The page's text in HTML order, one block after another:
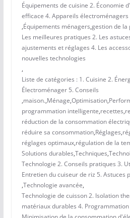
Équipements de cuisine 2. Économie
efficace 4. Appareils
,Équipements ménagers,gestion de la
Les meilleures pratiques 2. Les
ajustements et réglages 4. Les
nouvelles technologies
,
Liste de catégories : 1. Cuisine 2.
Électroménager 5. Conseils
,maison.,Ménage,Optimisation,
programmation intelligente,recettes,
réduction de la consommation
réduire sa consommation,Réglages,
réglages optimaux,régulation de la
Solutions durables,Techniques,
Technologie 2. Conseils pratiques 3.
Entretien du cuiseur de riz 5. Astuces
,Technologie avancée,
Technologie de cuisson 2. Isolation
matériaux durables 4.